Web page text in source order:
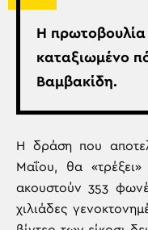
Η πρωτοβουλία
καταξιωμένο
Βαμβακίδη.
Η δράση που
Μαΐου, θα
ακουστούν 353
χιλιάδες